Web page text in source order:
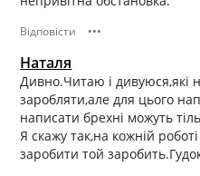
Відповісти •••
Наталя
Дивно.Читаю і дивуюся,які
заробляти,але для цього
написати брехні можуть
Я скажу так,на кожній
заробити той